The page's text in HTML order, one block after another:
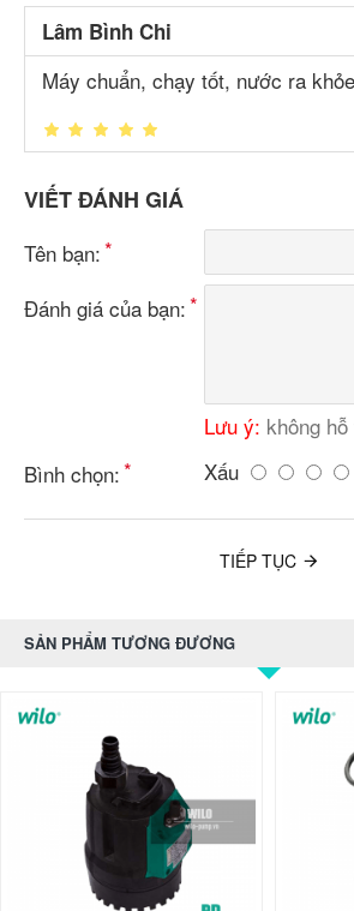
Lâm Bình Chi
Máy chuẩn, chạy tốt, nước ra khỏe
VIẾT ĐÁNH GIÁ
Tên bạn:
Đánh giá của bạn:
Lưu ý: không
Bình chọn:
Xấu
TIẾP TỤC
SẢN PHẨM TƯƠNG ĐƯƠNG